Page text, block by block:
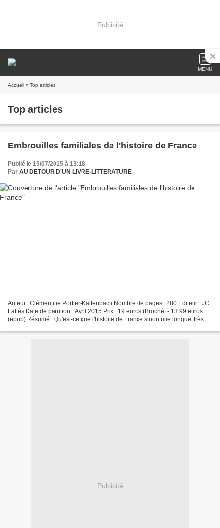
Publicité
MENU
Accueil » Top articles
Top articles
Embrouilles familiales de l'histoire de France
Publié le 15/07/2015 à 13:18
Par AU DETOUR D'UN LIVRE-LITTERATURE
Auteur : Clémentine Portier-Kaltenbach Nombre de pages : 280 Editeur : JC
Lattès Date de parution : Avril 2015 Prix : 19 euros (Broché) - 13.99 euros
(epub) Résumé : Qu'est-ce que l'histoire de France sinon une longue, très
Publicité